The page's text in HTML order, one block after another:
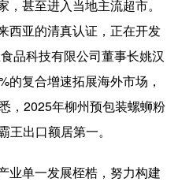
甚至进入当地主流超市。
西亚的清真认证，正在开发
品科技有限公司董事长姚汉
的复合增速拓展海外市场，
，2025年柳州预包装螺蛳粉
出口额居第一。
单一发展桎梏，努力构建